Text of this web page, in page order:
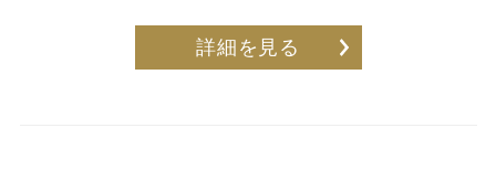
詳細を見る